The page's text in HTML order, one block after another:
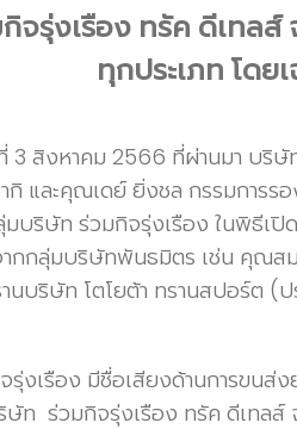
จรุ่งเรือง ทรัค ดีเทล
ทุกประเภท โดย
3 สิงหาคม 2566 ที่ผ่านมา บริษั
ากิ และคุณเดย์ ยิ่งชล กรรมก
มบริษัท ร่วมกิจรุ่งเรือง ในพิธีเ
กกลุ่มบริษัทพันธมิตร เช่น คุณสม
านบริษัท โตโยต้า ทรานสปอร์ต
รุ่งเรือง มีชื่อเสียงด้านการขนส่
ท ร่วมกิจรุ่งเรือง ทรัค ดีเทลส์